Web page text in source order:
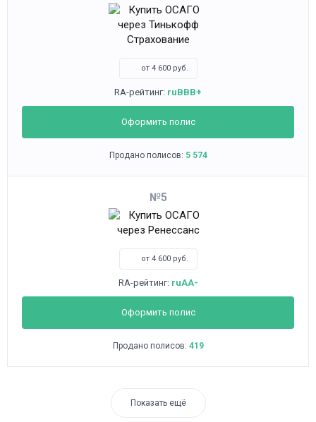
от 4 600 руб.
RA-рейтинг: ruBBB+
Оформить полис
Продано полисов: 5 574
5
от 4 600 руб.
RA-рейтинг: ruAA-
Оформить полис
Продано полисов: 419
Показать ещё